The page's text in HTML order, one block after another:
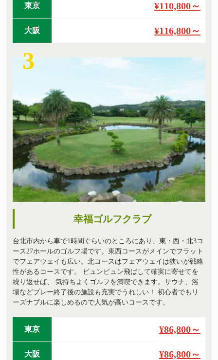
東京 ¥110,800～
大阪 ¥116,800～
3
幸福ゴルフクラブ
台北市内から車で1時間ぐらいのところにあり、東・西・北3コ
ース27ホールのゴルフ場です。東西コースがメインでフラット
でフェアウェイも広い。北コースはフェアウェイは狭いが戦略
性があるコースです。 ビュンビュン飛ばして確実に寄せてを
繰り返せば、 気持ちよくゴルフを満喫できます。サウナ、浴
場などプレー終了後の施設も充実でうれしい！ 初心者でもリ
ーズナブルに楽しめるので人気が高いコースです。
東京 ¥86,800～
大阪 ¥86,800～